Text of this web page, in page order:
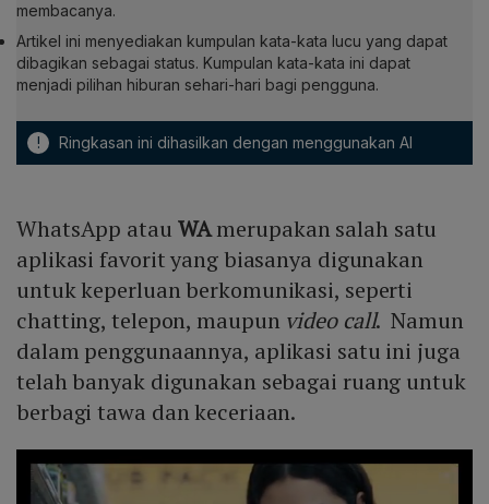
membacanya.
Artikel ini menyediakan kumpulan kata-kata lucu yang dapat
dibagikan sebagai status. Kumpulan kata-kata ini dapat
menjadi pilihan hiburan sehari-hari bagi pengguna.
! Ringkasan ini dihasilkan dengan menggunakan AI
WhatsApp atau WAmerupakan salah satu
aplikasi favorit yang biasanya digunakan
untuk keperluan berkomunikasi, seperti
chatting, telepon, maupun video call. Namun
dalam penggunaannya, aplikasi satu ini juga
telah banyak digunakan sebagai ruang untuk
berbagi tawa dan keceriaan.